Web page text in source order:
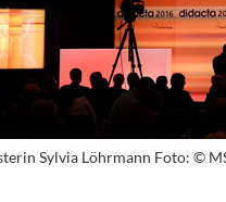
Sylvia Löhrmann Foto: ©